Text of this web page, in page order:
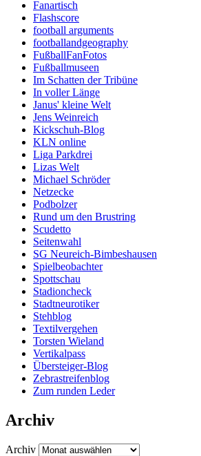
Fanartisch
Flashscore
football arguments
footballandgeography
FußballFanFotos
Fußballmuseen
Im Schatten der Tribüne
In voller Länge
Janus' kleine Welt
Jens Weinreich
Kickschuh-Blog
KLN online
Liga Parkdrei
Lizas Welt
Michael Schröder
Netzecke
Podbolzer
Rund um den Brustring
Scudetto
Seitenwahl
SG Neureich-Bimbeshausen
Spielbeobachter
Spottschau
Stadioncheck
Stadtneurotiker
Stehblog
Textilvergehen
Torsten Wieland
Vertikalpass
Übersteiger-Blog
Zebrastreifenblog
Zum runden Leder
Archiv
Archiv